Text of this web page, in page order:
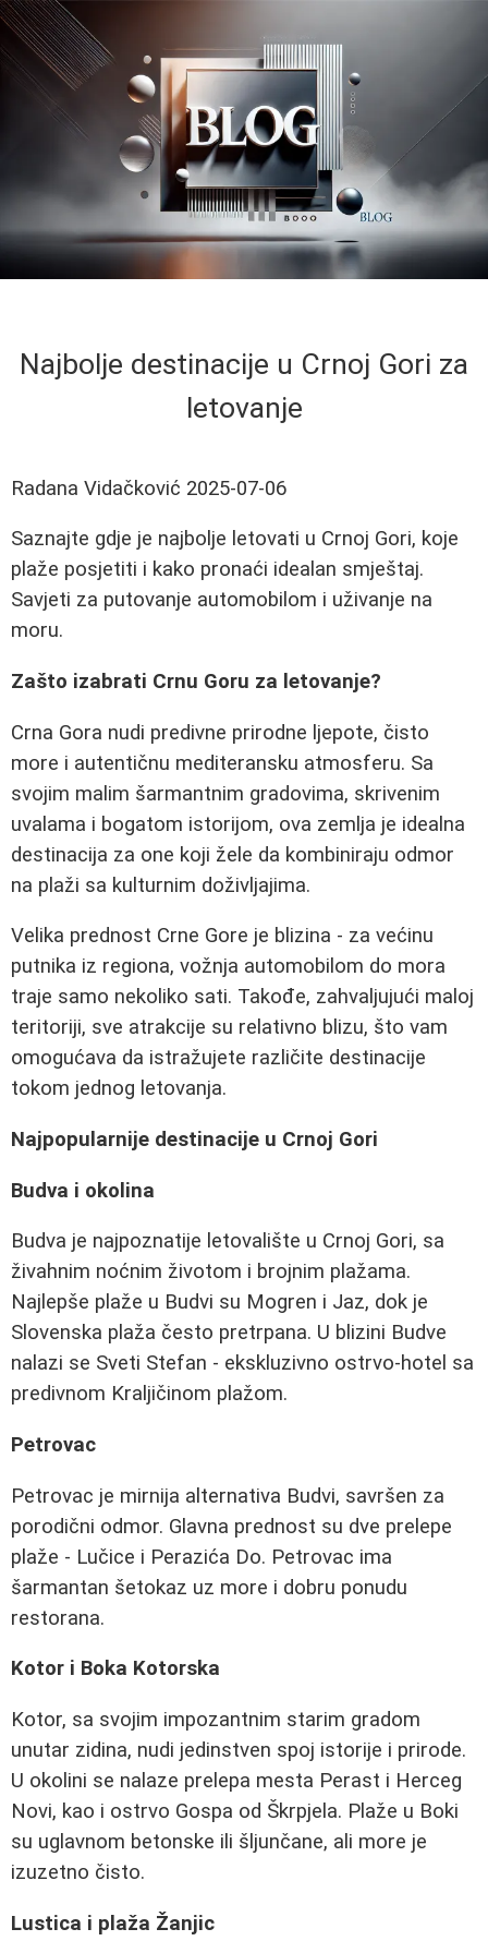
Najbolje destinacije u Crnoj Gori za
letovanje
Radana Vidačković 2025-07-06
Saznajte gdje je najbolje letovati u Crnoj Gori, koje
plaže posjetiti i kako pronaći idealan smještaj.
Savjeti za putovanje automobilom i uživanje na
moru.
Zašto izabrati Crnu Goru za letovanje?
Crna Gora nudi predivne prirodne ljepote, čisto
more i autentičnu mediteransku atmosferu. Sa
svojim malim šarmantnim gradovima, skrivenim
uvalama i bogatom istorijom, ova zemlja je idealna
destinacija za one koji žele da kombiniraju odmor
na plaži sa kulturnim doživljajima.
Velika prednost Crne Gore je blizina - za većinu
putnika iz regiona, vožnja automobilom do mora
traje samo nekoliko sati. Takođe, zahvaljujući maloj
teritoriji, sve atrakcije su relativno blizu, što vam
omogućava da istražujete različite destinacije
tokom jednog letovanja.
Najpopularnije destinacije u Crnoj Gori
Budva i okolina
Budva je najpoznatije letovalište u Crnoj Gori, sa
živahnim noćnim životom i brojnim plažama.
Najlepše plaže u Budvi su Mogren i Jaz, dok je
Slovenska plaža često pretrpana. U blizini Budve
nalazi se Sveti Stefan - ekskluzivno ostrvo-hotel sa
predivnom Kraljičinom plažom.
Petrovac
Petrovac je mirnija alternativa Budvi, savršen za
porodični odmor. Glavna prednost su dve prelepe
plaže - Lučice i Perazića Do. Petrovac ima
šarmantan šetokaz uz more i dobru ponudu
restorana.
Kotor i Boka Kotorska
Kotor, sa svojim impozantnim starim gradom
unutar zidina, nudi jedinstven spoj istorije i prirode.
U okolini se nalaze prelepa mesta Perast i Herceg
Novi, kao i ostrvo Gospa od Škrpjela. Plaže u Boki
su uglavnom betonske ili šljunčane, ali more je
izuzetno čisto.
Lustica i plaža Žanjic